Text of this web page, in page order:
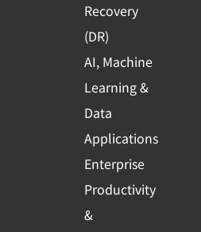
Recovery
(DR)
AI, Machine
Learning &
Data
Applications
Enterprise
Productivity
&